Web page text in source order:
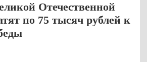
Отечественной
по 75 тысяч рублей к